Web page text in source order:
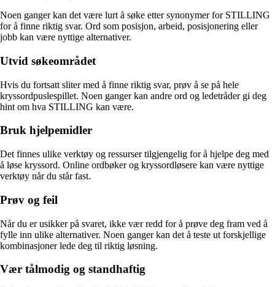
Noen ganger kan det være lurt å søke etter synonymer for STILLING
for å finne riktig svar. Ord som posisjon, arbeid, posisjonering eller
jobb kan være nyttige alternativer.
Utvid søkeområdet
Hvis du fortsatt sliter med å finne riktig svar, prøv å se på hele
kryssordpuslespillet. Noen ganger kan andre ord og ledetråder gi deg
hint om hva STILLING kan være.
Bruk hjelpemidler
Det finnes ulike verktøy og ressurser tilgjengelig for å hjelpe deg med
å løse kryssord. Online ordbøker og kryssordløsere kan være nyttige
verktøy når du står fast.
Prøv og feil
Når du er usikker på svaret, ikke vær redd for å prøve deg fram ved å
fylle inn ulike alternativer. Noen ganger kan det å teste ut forskjellige
kombinasjoner lede deg til riktig løsning.
Vær tålmodig og standhaftig